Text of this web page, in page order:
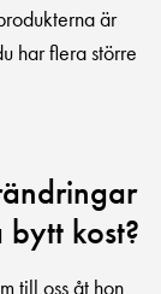
är
har flera större
kost?
till oss åt hon